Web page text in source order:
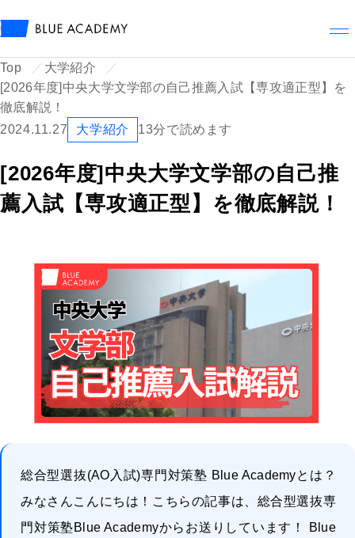
Top
大学紹介
[2026年度]中央大学文学部の自己推薦入試【専攻適正型】を
徹底解説！
2024.11.27
大学紹介 13分で読めます
[2026年度]中央大学文学部の自己推
薦入試【専攻適正型】を徹底解説！
総合型選抜(AO入試)専門対策塾 Blue Academyとは？
みなさんこんにちは！こちらの記事は、総合型選抜専
門対策塾Blue Academyからお送りしています！ Blue